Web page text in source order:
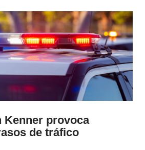
Kenner provoca
de tráfico